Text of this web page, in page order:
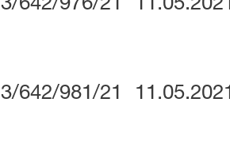
3/642/976/21
3/642/981/21